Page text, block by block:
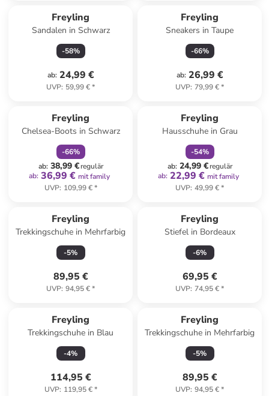
Freyling
Sandalen in Schwarz
-58%
ab: 24,99 €
UVP: 59,99 €*
Freyling
Sneakers in Taupe
-66%
ab: 26,99 €
UVP: 79,99 €*
Freyling
Chelsea-Boots in Schwarz
-66%
ab: 38,99 €regulär
ab: 36,99 € mit family
UVP: 109,99 €*
Freyling
Hausschuhe in Grau
-54%
ab: 24,99 €regulär
ab: 22,99 € mit family
UVP: 49,99 €*
Freyling
Trekkingschuhe in Mehrfarbig
-5%
89,95 €
UVP: 94,95 €*
Freyling
Stiefel in Bordeaux
-6%
69,95 €
UVP: 74,95 €*
Freyling
Trekkingschuhe in Blau
-4%
114,95 €
UVP: 119,95 €*
Freyling
Trekkingschuhe in Mehrfarbig
-5%
89,95 €
UVP: 94,95 €*